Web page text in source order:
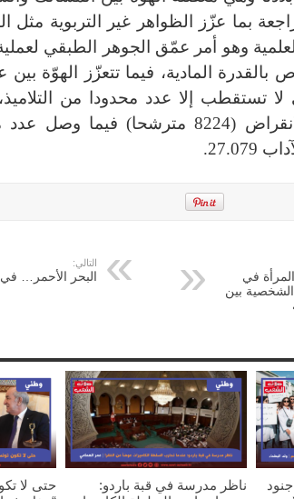
بما عزّز الظواهر غير التربوية
وهو أمر عمّق الجوهر الطبقي
بالقدرة المادية، فيما تتعزّز الهوّة بين
تستقطب إلا عدد محدودا من
شعبة الرياضيات بالانقراض (8224 مترشحا)
في
بين
التالي:
البحر الأحمر… في
ناظر مدرسة في قبة باردو:
حتى لا